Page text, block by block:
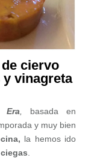
ciervo
vinagreta
Era, basada en
y muy bien
la hemos ido
.